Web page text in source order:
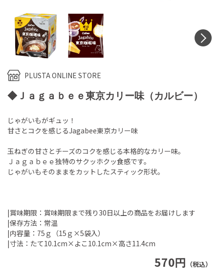
PLUSTA ONLINE STORE
◆Ｊａｇａｂｅｅ東京カリー味（カルビー）
570円 （税込）
じゃがいもがギュッ！
甘さとコクを感じるJagabee東京カリー味
玉ねぎの甘さとチーズのコクを感じる本格的なカリー味。
Ｊａｇａｂｅｅ独特のサクッホクッ食感です。
じゃがいもそのままをカットしたスティック形状。
|賞味期限：賞味期限まで残り30日以上の商品をお届けします
|保存方法：常温
|内容量：75ｇ（15ｇ×5袋入）
|寸法：たて10.1cm×よこ10.1cm×高さ11.4cm